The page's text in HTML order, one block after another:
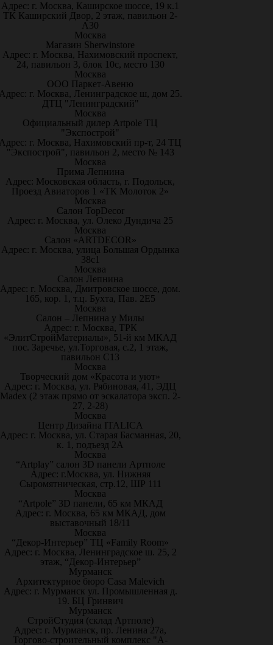
Адрес: г. Москва, Каширское шоссе, 19 к.1
ТК Каширский Двор, 2 этаж, павильон 2-
А30
Москва
Магазин Sherwinstore
Адрес: г. Москва, Нахимовский проспект,
24, павильон 3, блок 10с, место 130
Москва
ООО Паркет-Авeню
г. Москва, Ленинградское ш, дом 25.
ДТЦ "Ленинградский"
Москва
Официальный дилер Artpole ТЦ
"Экспострой"
г. Москва, Нахимовский пр-т, 24 ТЦ
"Экспострой", павильон 2, место № 143
Москва
Прима Лепнина
Адрес: Московская область, г. Подольск,
Проезд Авиаторов 1 «ТК Молоток 2»
Москва
Салон TopDecor
Адрес: г. Москва, ул. Олеко Дундича 25
Москва
Салон «ARTDECOR»
Адрес: г. Москва, улица Большая Ордынка
38с1
Москва
Салон Лепнина
Адрес: г. Москва, Дмитровское шоссе, дом.
165, кор. 1, т.ц. Бухта, Пав. 2Е5
Москва
Салон – Лепнина у Милы
Адрес: г. Москва, ТРК
«ЭлитСтройМатериалы», 51-й км МКАД
пос. Заречье, ул.Торговая, с.2, 1 этаж,
павильон С13
Москва
Творческий дом «Красота и уют»
Адрес: г. Москва, ул. Рябиновая, 41, ЭДЦ
Madex (2 этаж прямо от эскалатора эксп. 2-
27, 2-28)
Москва
Центр Дизайна ITALICA
Адрес: г. Москва, ул. Старая Басманная, 20,
к. 1, подъезд 2А
Москва
“Artplay” салон 3D панели Артполе
Адрес: г.Москва, ул. Нижняя
Сыромятническая, стр.12, ШР 111
Москва
“Artpole” 3D панели, 65 км МКАД
Адрес: г. Москва, 65 км МКАД, дом
выставочный 18/11
Москва
“Декор-Интерьер” ТЦ «Family Room»
Адрес: г. Москва, Ленинградское ш. 25, 2
этаж, “Декор-Интерьер”
Мурманск
Архитектурное бюро Casa Malevich
Адрес: г. Мурманск ул. Промышленная д.
19. БЦ Гринвич
Мурманск
СтройСтудия (склад Артполе)
Адрес: г. Мурманск, пр. Ленина 27а,
Торгово-строительный комплекс "А-